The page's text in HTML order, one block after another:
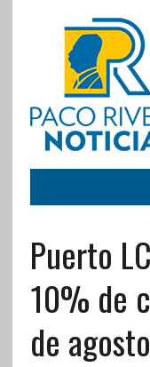
Puerto
10% de
de agosto